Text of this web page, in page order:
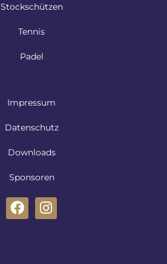
Stockschützen
Tennis
Padel
Impressum
Datenschutz
Downloads
Sponsoren